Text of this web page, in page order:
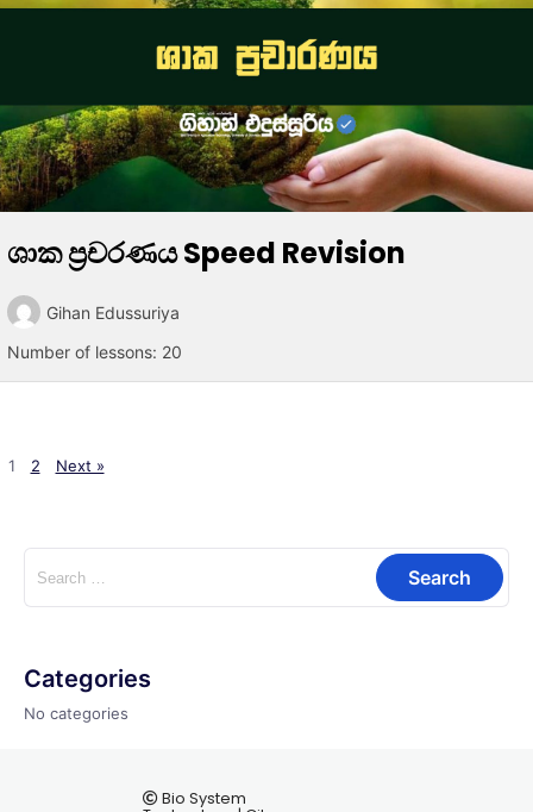
ශාක ප්‍රචරණය Speed Revision
Gihan Edussuriya
Number of lessons: 20
1 2 Next »
Categories
No categories
Bio System